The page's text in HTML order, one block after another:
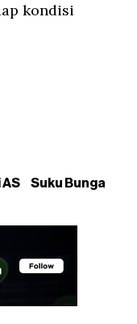
kondisi
AS Suku Bunga